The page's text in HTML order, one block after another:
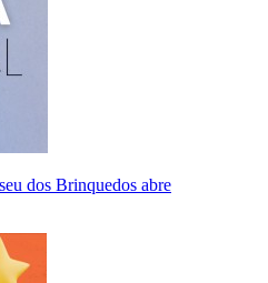
dos Brinquedos abre